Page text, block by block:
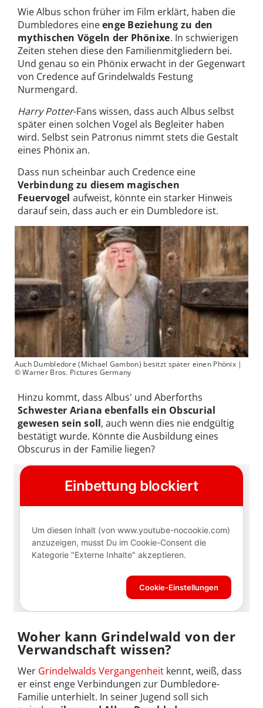
Wie Albus schon früher im Film erklärt, haben die
Dumbledores eineenge Beziehung zu den
mythischen Vögeln der Phönixe. In schwierigen
Zeiten stehen diese den Familienmitgliedern bei.
Und genau so ein Phönix erwacht in der Gegenwart
von Credence auf Grindelwalds Festung
Nurmengard.
Harry Potter-Fans wissen, dass auch Albus selbst
später einen solchen Vogel als Begleiter haben
wird. Selbst sein Patronus nimmt stets die Gestalt
eines Phönix an.
Dass nun scheinbar auch Credence eine
Verbindung zu diesem magischen
Feuervogel aufweist, könnte ein starker Hinweis
darauf sein, dass auch er ein Dumbledore ist.
Auch Dumbledore (Michael Gambon) besitzt später einen Phönix |
© Warner Bros. Pictures Germany
Hinzu kommt, dass Albus' und Aberforths
Schwester Ariana ebenfalls ein Obscurial
gewesen sein soll, auch wenn dies nie endgültig
bestätigt wurde. Könnte die Ausbildung eines
Obscurus in der Familie liegen?
Woher kann Grindelwald von der
Verwandschaft wissen?
Wer Grindelwalds Vergangenheit kennt, weiß, dass
er einst enge Verbindungen zur Dumbledore-
Familie unterhielt. In seiner Jugend soll sich